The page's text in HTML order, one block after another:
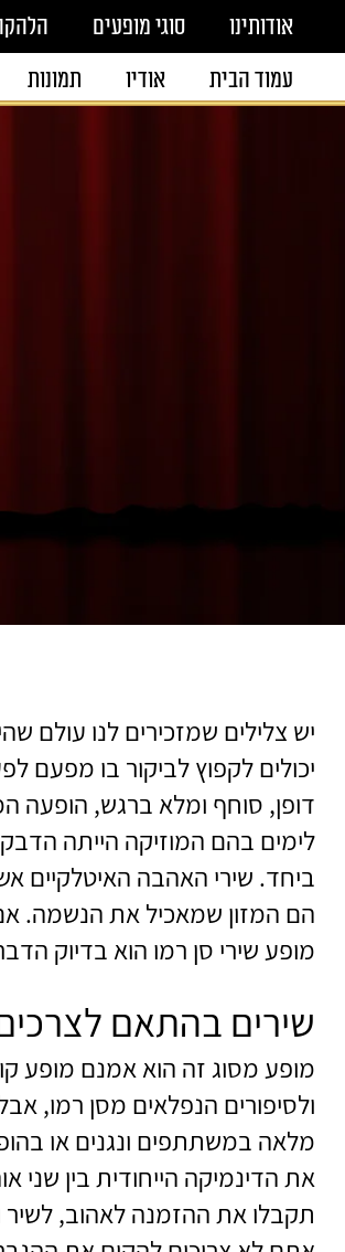
אודותינו סוגי מופעים
עמוד הבית
אודיו תמונות
יש צלילים שמזכירים לנו עולם
יכולים לקפוץ לביקור בו מפעם
דופן, סוחף ומלא ברגש,
לימים בהם המוזיקה הייתה הדבק
ביחד. שירי האהבה האיטלקיים
הם המזון שמאכיל את הנשמה.
מופע שירי סן רמו הוא בדיוק
שירים בהתאם
מופע מסוג זה הוא אמנם מופע
ולסיפורים הנפלאים מסן רמו,
מלאה במשתתפים ונגנים או
את הדינמיקה הייחודית בין
תקבלו את ההזמנה לאהוב, לשיר